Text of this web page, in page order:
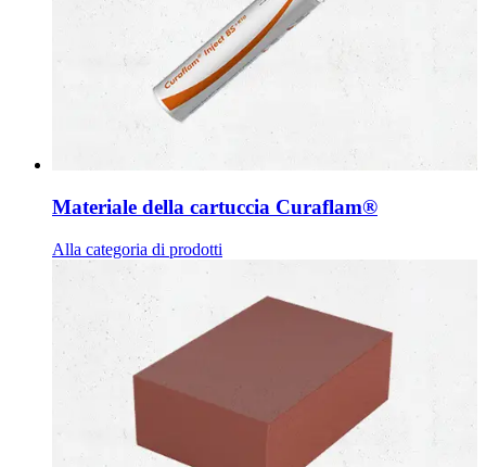
Materiale della cartuccia Curaflam®
Alla categoria di prodotti